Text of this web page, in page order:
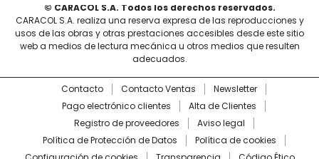
© CARACOL S.A. Todos los derechos reservados.
CARACOL S.A. realiza una reserva expresa de las reproducciones y
usos de las obras y otras prestaciones accesibles desde este sitio
web a medios de lectura mecánica u otros medios que resulten
adecuados.
Contacto Contacto Ventas
Newsletter
Pago electrónico clientes
Alta de Clientes
Registro de proveedores
Aviso legal
Política de Protección de Datos
Política de cookies